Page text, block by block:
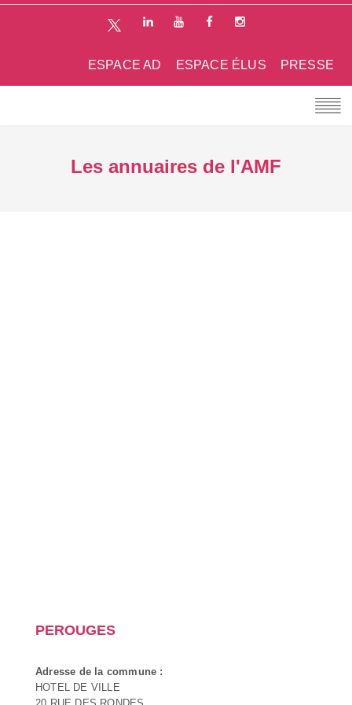
PRESSE
ESPACE ÉLUS
ESPACE AD
Les annuaires de l'AMF
PEROUGES
Adresse de la commune :
HOTEL DE VILLE